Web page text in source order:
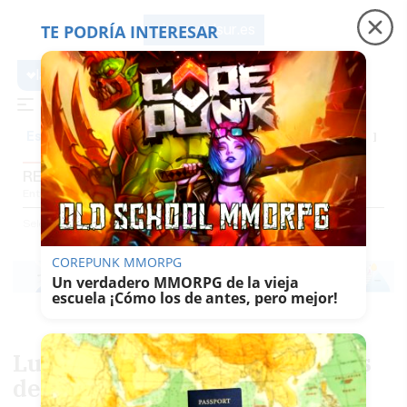
lavozdelsur.es
lavozdelsur.es
Es noticia Precio luz Ceuta Carreras de caballos
REPORTAJES
EntrevistasReportajesEl PatioGentes Del SurEl Papel De La Voz
Selección Reportajes
Luz y silencio: 85 años después
del bombardeo y el 'terror
TE PODRÍA INTERESAR
COREPUNK MMORPG
Un verdadero MMORPG de la vieja
escuela ¡Cómo los de antes, pero mejor!